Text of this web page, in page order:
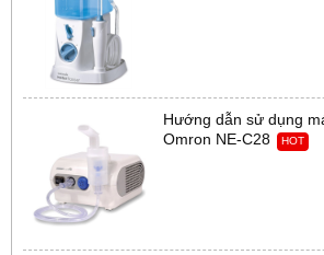
Hướng dẫn sử dụng
Omron NE-C28
HOT